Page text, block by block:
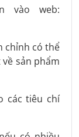
vào web:
chỉnh có thể
sản phẩm
các tiêu chí